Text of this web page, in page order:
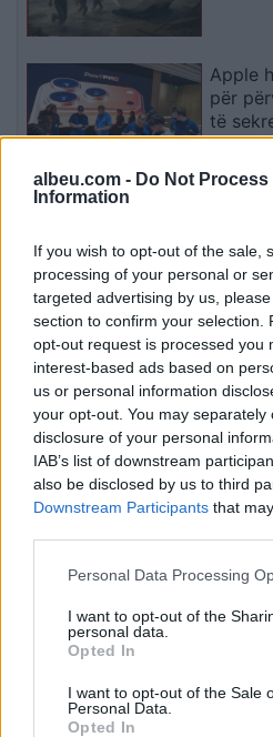
albeu.com - Do Not Process
Information
If you wish to opt-out of the sale,
processing of your personal or
targeted advertising by us,
section to confirm your selection.
opt-out request is processed you
interest-based ads based on
us or personal information
your opt-out. You may
disclosure of your personal
IAB’s list of downstream
also be disclosed by us to third
Downstream Participants that
Personal Data Processing
I want to opt-out of the
personal data.
Opted In
I want to opt-out of the Sale
Personal Data.
Opted In
Apple
për
të
të
Kina
tepër